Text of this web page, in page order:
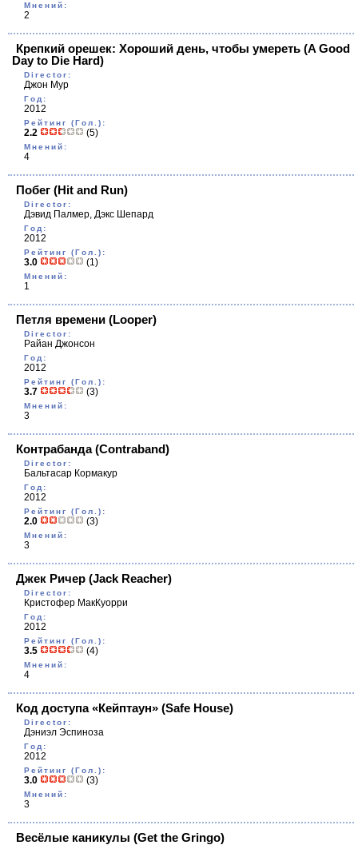
Мнений:
2
Крепкий орешек: Хороший день, чтобы умереть (A Good
Day to Die Hard)
Director:
Джон Мур
Год:
2012
Рейтинг (Гол.):
2.2 (5)
Мнений:
4
Побег (Hit and Run)
Director:
Дэвид Палмер, Дэкс Шепард
Год:
2012
Рейтинг (Гол.):
3.0 (1)
Мнений:
1
Петля времени (Looper)
Director:
Райан Джонсон
Год:
2012
Рейтинг (Гол.):
3.7 (3)
Мнений:
3
Контрабанда(Contraband)
Director:
Бальтасар Кормакур
Год:
2012
Рейтинг (Гол.):
2.0 (3)
Мнений:
3
Джек Ричер (Jack Reacher)
Director:
Кристофер МакКуорри
Год:
2012
Рейтинг (Гол.):
3.5 (4)
Мнений:
4
Код доступа «Кейптаун» (Safe House)
Director:
Дэниэл Эспиноза
Год:
2012
Рейтинг (Гол.):
3.0 (3)
Мнений:
3
Весёлые каникулы (Get the Gringo)